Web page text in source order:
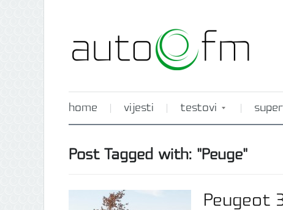
home vijesti testovi
Post Tagged with: "Peuge"
Peugeot